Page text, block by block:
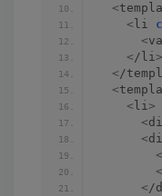
<
< li
<
< /li>
< /
<
< li>
<
<
<
<
< /